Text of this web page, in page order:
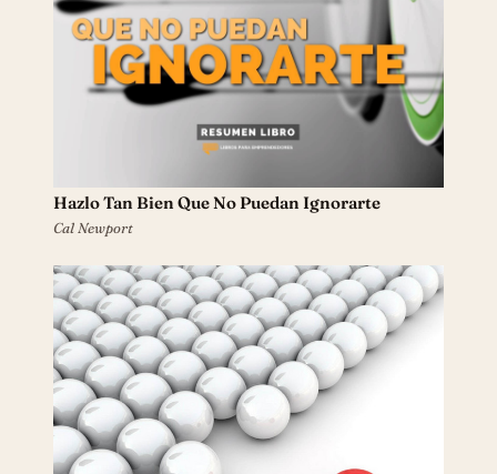
Hazlo Tan Bien Que No Puedan Ignorarte
Cal Newport